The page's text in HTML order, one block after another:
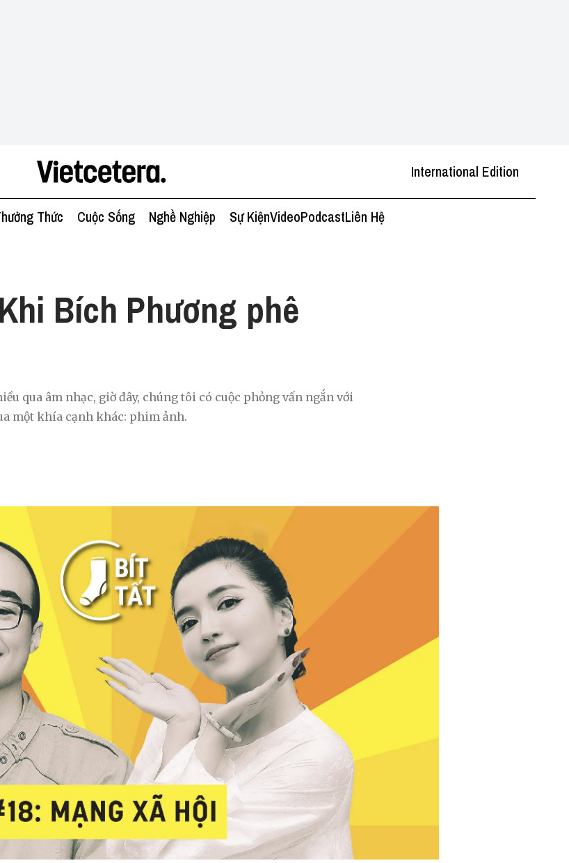
International Edition
Thức Cuộc Sống Nghề Nghiệp Sự KiệnVideoPodcastLiên Hệ
Khi Bích Phương phê
qua âm nhạc, giờ đây, chúng tôi có cuộc phỏng vấn ngắn với
một khía cạnh khác: phim ảnh.